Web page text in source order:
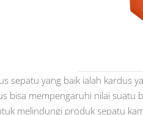
sepatu yang baik ialah kardus
bisa mempengaruhi nilai suatu
melindungi produk sepatu